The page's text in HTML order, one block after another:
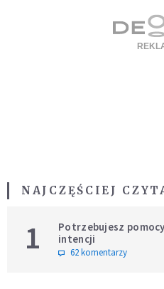
NAJCZĘŚCIEJ
1
Potrzebujesz
intencji
62 komentarzy